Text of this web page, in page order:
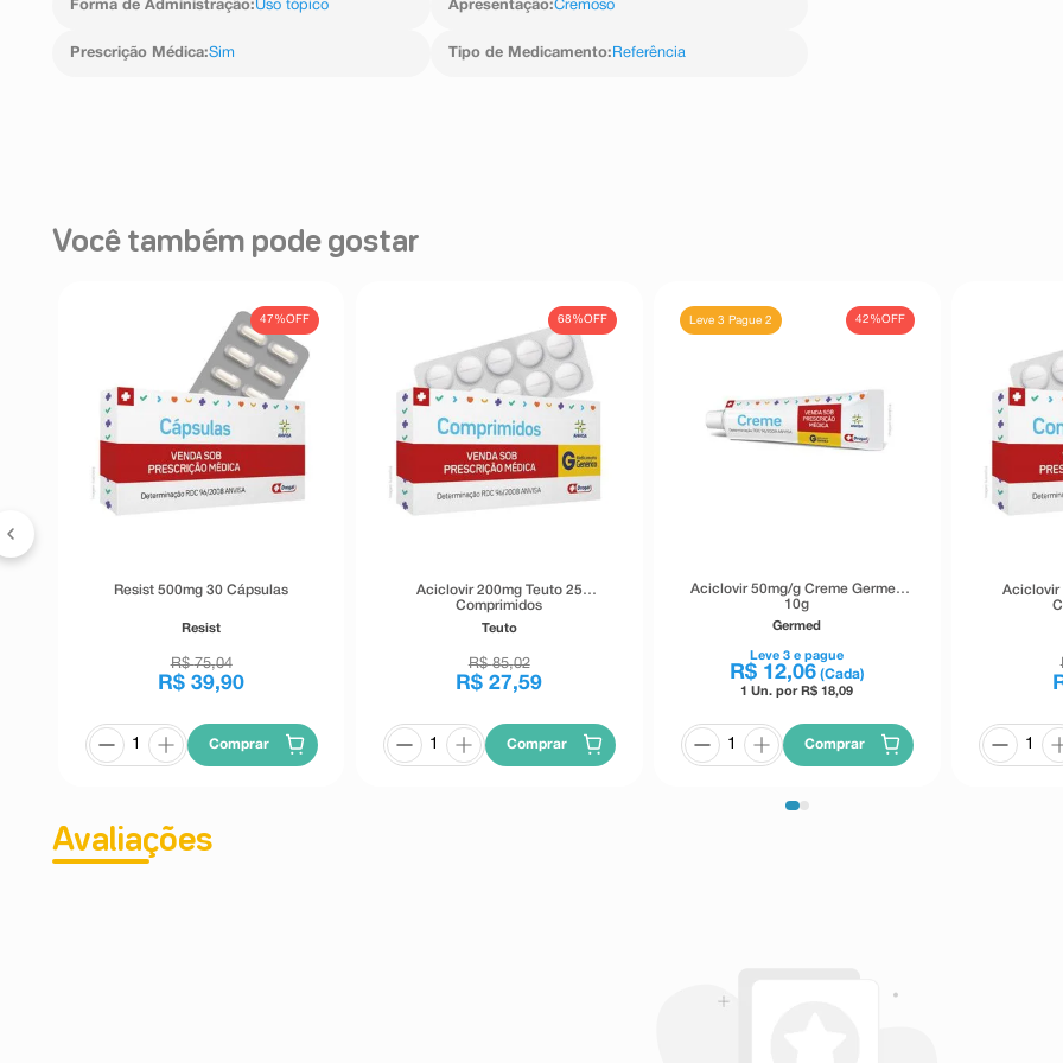
Forma de Administração:Uso tópico Apresentação:Cremoso
Prescrição Médica:Sim Tipo de Medicamento: Referência
Você também pode gostar
47%OFF
Resist 500mg 30 Cápsulas
Resist
R$ 75,04
R$ 39,90
Comprar
68%OFF
Aciclovir 200mg Teuto 25
Comprimidos
Teuto
R$ 85,02
R$ 27,59
Comprar
Leve 3 Pague 2 42%OFF
Aciclovir 50mg/g Creme Germed
10g
Germed
Leve3 e pague
R$ 12,06 (Cada)
1 Un. por R$18,09
Comprar
Aciclovir
Avaliações